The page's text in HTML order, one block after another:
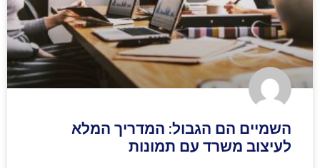
השמיים הם הגבול: המדריך המלא
לעיצוב משרד עם תמונות